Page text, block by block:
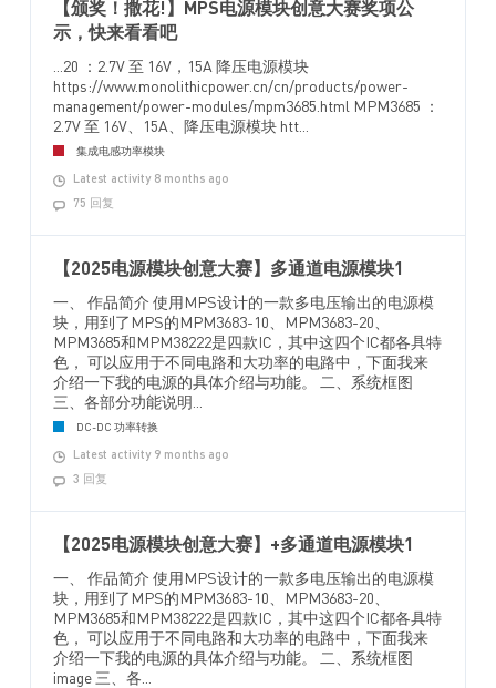
【颁奖！撒花!】MPS电源模块创意大赛奖项公
示，快来看看吧
...20 ：2.7V 至 16V，15A 降压电源模块
https://www.monolithicpower.cn/cn/products/power-
management/power-modules/mpm3685.html MPM3685 ：
2.7V 至 16V、15A、降压电源模块 htt...
集成电感功率模块
Latest activity 8 months ago
75 回复
【2025电源模块创意大赛】多通道电源模块1
一、 作品简介 使用MPS设计的一款多电压输出的电源模
块，用到了MPS的MPM3683-10、MPM3683-20、
MPM3685和MPM38222是四款IC，其中这四个IC都各具特
色， 可以应用于不同电路和大功率的电路中，下面我来
介绍一下我的电源的具体介绍与功能。 二、系统框图
三、各部分功能说明...
DC-DC 功率转换
Latest activity 9 months ago
3 回复
【2025电源模块创意大赛】+多通道电源模块1
一、 作品简介 使用MPS设计的一款多电压输出的电源模
块，用到了MPS的MPM3683-10、MPM3683-20、
MPM3685和MPM38222是四款IC，其中这四个IC都各具特
色， 可以应用于不同电路和大功率的电路中，下面我来
介绍一下我的电源的具体介绍与功能。 二、系统框图
image 三、各...